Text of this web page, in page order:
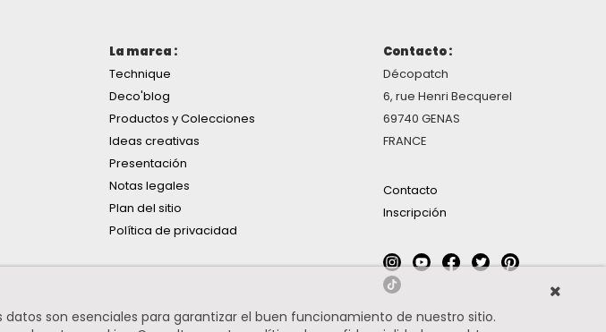
La marca :
Technique
Deco'blog
Productos y Colecciones
Ideas creativas
Presentación
Notas legales
Plan del sitio
Política de privacidad
Contacto :
Décopatch
6, rue Henri Becquerel
69740 GENAS
FRANCE
Contacto
Inscripción
son esenciales para garantizar el buen funcionamiento de nuestro sitio.